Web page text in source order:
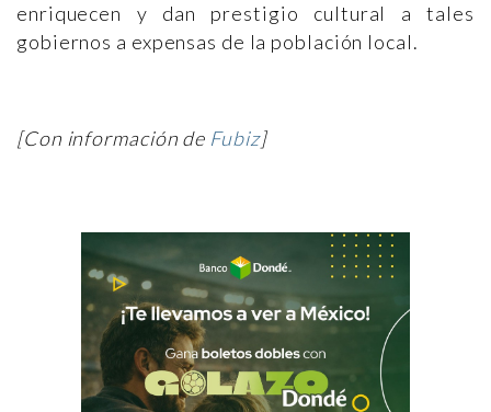
enriquecen y dan prestigio cultural a tales
gobiernos a expensas de la población local.
[Con información de Fubiz]